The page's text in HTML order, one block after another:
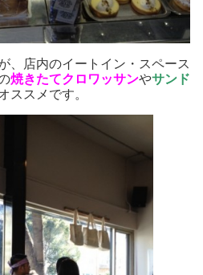
、店内のイートイン・スペース
焼きたてクロワッサンやサンド
ススメです。